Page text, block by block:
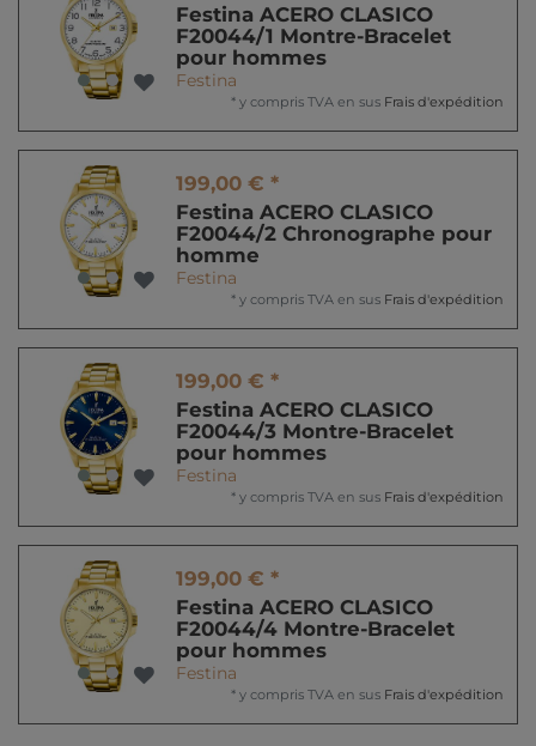
Festina ACERO CLASICO
F20044/1 Montre-Bracelet
pour hommes
Festina
* y compris TVA en sus Frais d'expédition
199,00 € *
Festina ACERO CLASICO
F20044/2 Chronographe pour
homme
Festina
* y compris TVA en sus Frais d'expédition
199,00 € *
Festina ACERO CLASICO
F20044/3 Montre-Bracelet
pour hommes
Festina
* y compris TVA en sus Frais d'expédition
199,00 € *
Festina ACERO CLASICO
F20044/4 Montre-Bracelet
pour hommes
Festina
* y compris TVA en sus Frais d'expédition